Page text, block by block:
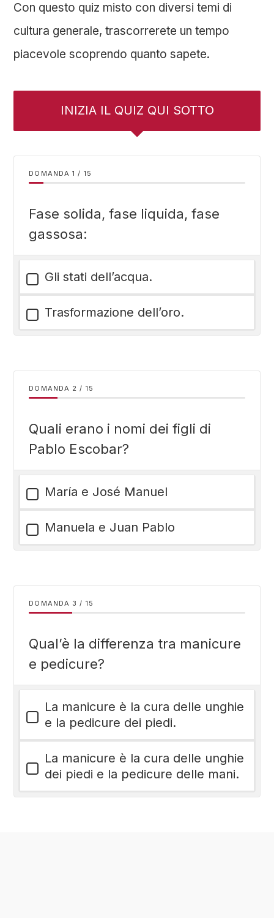
Con questo quiz misto con diversi temi di
cultura generale, trascorrerete un tempo
piacevole scoprendo quanto sapete.
INIZIA IL QUIZ QUI SOTTO
DOMANDA / 15
Fase solida, fase liquida, fase
gassosa:
Gli stati dell’acqua.
Trasformazione dell’oro.
DOMANDA / 15
Quali erano i nomi dei figli di
Pablo Escobar?
María e José Manuel
Manuela e Juan Pablo
DOMANDA / 15
Qual’è la differenza tra manicure
e pedicure?
La manicure è la cura delle unghie
e la pedicure dei piedi.
La manicure è la cura delle unghie
dei piedi e la pedicure delle mani.